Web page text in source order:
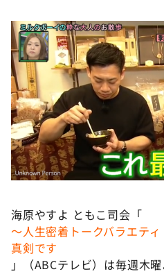
海原やすよ ともこ司会「
～人生密着トークバラエテ
真剣です
」（ABCテレビ）は毎週木